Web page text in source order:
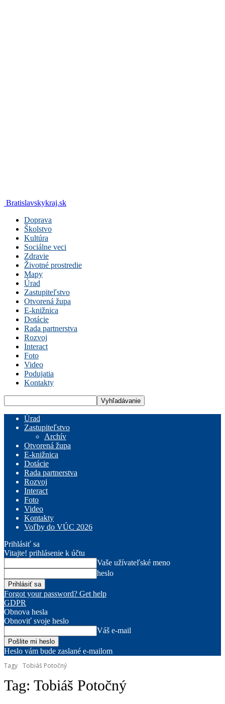
Bratislavskykraj.sk
Doprava
Školstvo
Kultúra
Sociálne veci
Zdravie
Životné prostredie
Mapy
Úrad
Zastupiteľstvo
Otvorená župa
E-knižnica
Dotácie
Rada partnerstva
Rozvoj
Interact
Foto
Video
Podujatia
Kontakty
Úrad
Zastupiteľstvo
Archív
Otvorená župa
E-knižnica
Dotácie
Rada partnerstva
Rozvoj
Interact
Foto
Video
Kontakty
Voľby do VÚC 2026
Prihlásiť sa
Vitajte! prihlásenie k účtu
Vaše užívateľské meno
heslo
Forgot your password? Get help
GDPR
Obnova hesla
Obnoviť svoje heslo
Váš e-mail
Heslo vám bude zaslané e-mailom
Tagy Tobiáš Potočný
Tag: Tobiáš Potočný